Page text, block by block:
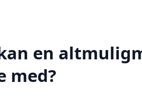
en
med?